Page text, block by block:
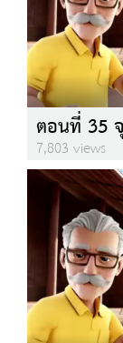
ตอนที่ 35
7,803 views